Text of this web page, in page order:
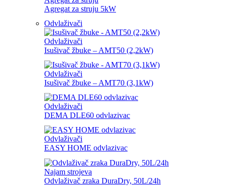
Agregat za struju 5kW
Odvlaživači
Odvlaživači
Isušivač žbuke – AMT50 (2,2kW)
Odvlaživači
Isušivač žbuke – AMT70 (3,1kW)
Odvlaživači
DEMA DLE60 odvlazivac
Odvlaživači
EASY HOME odvlazivac
Najam strojeva
Odvlaživač zraka DuraDry, 50L/24h